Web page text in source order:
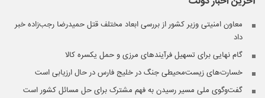
معاون امنیتی وزیر کشور از بررسی ابعاد مختلف قتل حمیدرضا رجب‌زاده خبر
داد
گام نهایی برای تسهیل فرآیندهای مرزی و حمل یکسره کالا
خسارت‌های زیست‌محیطی جنگ در خلیج فارس در حال ارزیابی است
گفت‌وگوی ملی مسیر رسیدن به فهم مشترک برای حل مسائل کشور است